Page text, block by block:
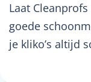
Laat
goede
je kliko’s altijd